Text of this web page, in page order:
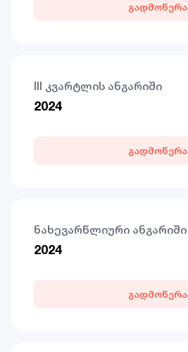
გადმოწერა
III კვარტლის ანგარიში
2024
გადმოწერა
ნახევარწლიური ანგარიში
2024
გადმოწერა